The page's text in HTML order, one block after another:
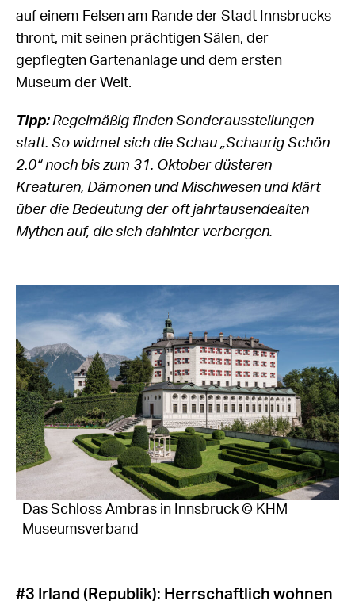
auf einem Felsen am Rande der Stadt Innsbrucks
thront, mit seinen prächtigen Sälen, der
gepflegten Gartenanlage und dem ersten
Museum der Welt.
Tipp:Regelmäßig finden Sonderausstellungen
statt. So widmet sich die Schau „Schaurig Schön
2.0“ noch bis zum 31. Oktober düsteren
Kreaturen, Dämonen und Mischwesen und klärt
über die Bedeutung der oft jahrtausendealten
Mythen auf, die sich dahinter verbergen.
Das Schloss Ambras in Innsbruck © KHM
Museumsverband
#3 Irland (Republik): Herrschaftlich wohnen